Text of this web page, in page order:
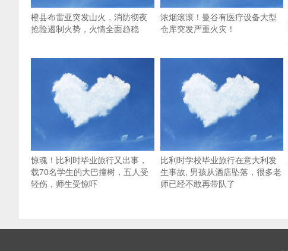
橙县布雷亚突发山火，消防彻夜
抢险遏制火势，火情全面趋稳
浓烟滚滚！曼谷有医疗设备大型
仓库突发严重火灾！
惊魂！比利时毕业旅行又出事，
载70名学生的大巴撞树，五人受
轻伤，师生受惊吓
比利时学校毕业旅行在意大利发
生事故, 男孩从酒店坠落，很多老
师已经不敢再带队了